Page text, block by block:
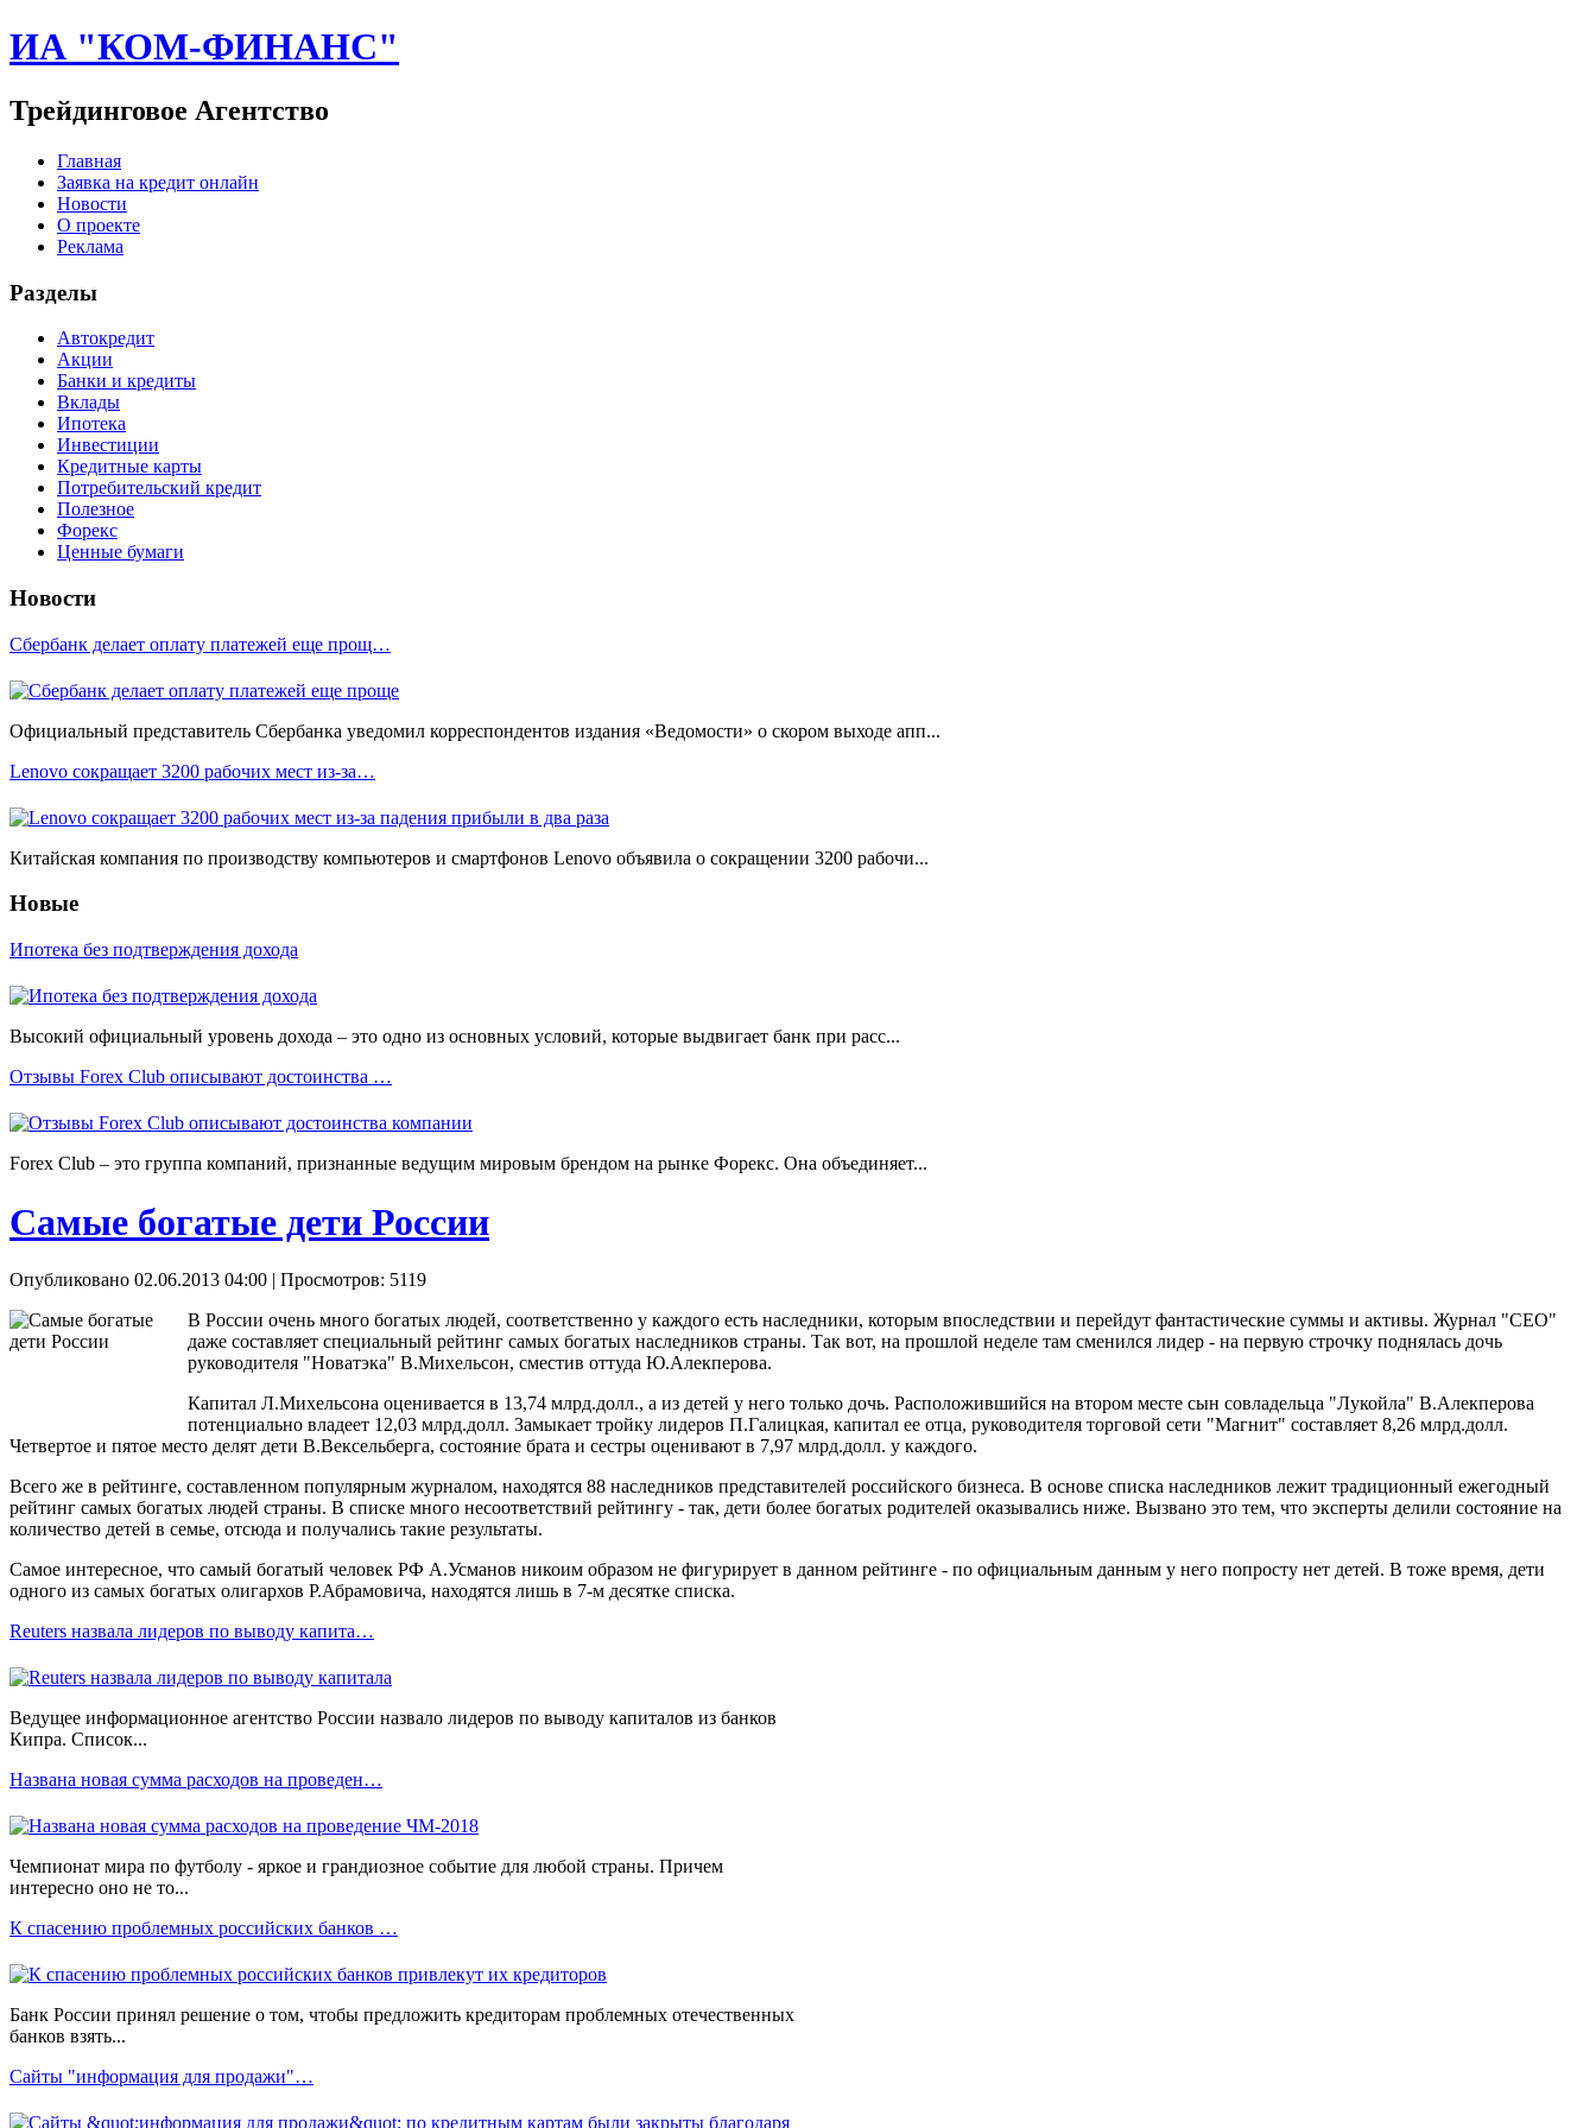
ИА "КОМ-ФИНАНС"
Трейдинговое Агентство
Главная
Заявка на кредит онлайн
Новости
О проекте
Реклама
Разделы
Автокредит
Акции
Банки и кредиты
Вклады
Ипотека
Инвестиции
Кредитные карты
Потребительский кредит
Полезное
Форекс
Ценные бумаги
Новости
Сбербанк делает оплату платежей еще прощ…
Официальный представитель Сбербанка уведомил корреспондентов издания «Ведомости» о скором выходе апп...
Lenovo сокращает 3200 рабочих мест из-за…
Китайская компания по производству компьютеров и смартфонов Lenovo объявила о сокращении 3200 рабочи...
Новые
Ипотека без подтверждения дохода
Высокий официальный уровень дохода – это одно из основных условий, которые выдвигает банк при расс...
Отзывы Forex Сlub описывают достоинства …
Forex Сlub – это группа компаний, признанные ведущим мировым брендом на рынке Форекс. Она объединяет...
Самые богатые дети России
Опубликовано 02.06.2013 04:00 | Просмотров: 5119
В России очень много богатых людей, соответственно у каждого есть наследники, которым впоследствии и перейдут фантастические суммы и активы. Журнал "СЕО"
даже составляет специальный рейтинг самых богатых наследников страны. Так вот, на прошлой неделе там сменился лидер - на первую строчку поднялась дочь
руководителя "Новатэка" В.Михельсон, сместив оттуда Ю.Алекперова.
Капитал Л.Михельсона оценивается в 13,74 млрд.долл., а из детей у него только дочь. Расположившийся на втором месте сын совладельца "Лукойла" В.Алекперова
потенциально владеет 12,03 млрд.долл. Замыкает тройку лидеров П.Галицкая, капитал ее отца, руководителя торговой сети "Магнит" составляет 8,26 млрд.долл.
Четвертое и пятое место делят дети В.Вексельберга, состояние брата и сестры оценивают в 7,97 млрд.долл. у каждого.
Всего же в рейтинге, составленном популярным журналом, находятся 88 наследников представителей российского бизнеса. В основе списка наследников лежит традиционный ежегодный
рейтинг самых богатых людей страны. В списке много несоответствий рейтингу - так, дети более богатых родителей оказывались ниже. Вызвано это тем, что эксперты делили состояние на
количество детей в семье, отсюда и получались такие результаты.
Самое интересное, что самый богатый человек РФ А.Усманов никоим образом не фигурирует в данном рейтинге - по официальным данным у него попросту нет детей. В тоже время, дети
одного из самых богатых олигархов Р.Абрамовича, находятся лишь в 7-м десятке списка.
Reuters назвала лидеров по выводу капита…
Ведущее информационное агентство России назвало лидеров по выводу капиталов из банков
Кипра. Список...
Названа новая сумма расходов на проведен…
Чемпионат мира по футболу - яркое и грандиозное событие для любой страны. Причем
интересно оно не то...
К спасению проблемных российских банков …
Банк России принял решение о том, чтобы предложить кредиторам проблемных отечественных
банков взять...
Сайты "информация для продажи"…